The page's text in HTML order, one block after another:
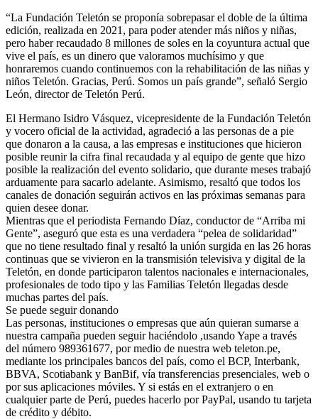
“La Fundación Teletón se proponía sobrepasar el doble de la última
edición, realizada en 2021, para poder atender más niños y niñas,
pero haber recaudado 8 millones de soles en la coyuntura actual que
vive el país, es un dinero que valoramos muchísimo y que
honraremos cuando continuemos con la rehabilitación de las niñas y
niños Teletón. Gracias, Perú. Somos un país grande”, señaló Sergio
León, director de Teletón Perú.
El Hermano Isidro Vásquez, vicepresidente de la Fundación Teletón
y vocero oficial de la actividad, agradeció a las personas de a pie
que donaron a la causa, a las empresas e instituciones que hicieron
posible reunir la cifra final recaudada y al equipo de gente que hizo
posible la realización del evento solidario, que durante meses trabajó
arduamente para sacarlo adelante. Asimismo, resaltó que todos los
canales de donación seguirán activos en las próximas semanas para
quien desee donar.
Mientras que el periodista Fernando Díaz, conductor de “Arriba mi
Gente”, aseguró que esta es una verdadera “pelea de solidaridad”
que no tiene resultado final y resaltó la unión surgida en las 26 horas
continuas que se vivieron en la transmisión televisiva y digital de la
Teletón, en donde participaron talentos nacionales e internacionales,
profesionales de todo tipo y las Familias Teletón llegadas desde
muchas partes del país.
Se puede seguir donando
Las personas, instituciones o empresas que aún quieran sumarse a
nuestra campaña pueden seguir haciéndolo ,usando Yape a través
del número 989361677, por medio de nuestra web teleton.pe,
mediante los principales bancos del país, como el BCP, Interbank,
BBVA, Scotiabank y BanBif, vía transferencias presenciales, web o
por sus aplicaciones móviles. Y si estás en el extranjero o en
cualquier parte de Perú, puedes hacerlo por PayPal, usando tu tarjeta
de crédito y débito.